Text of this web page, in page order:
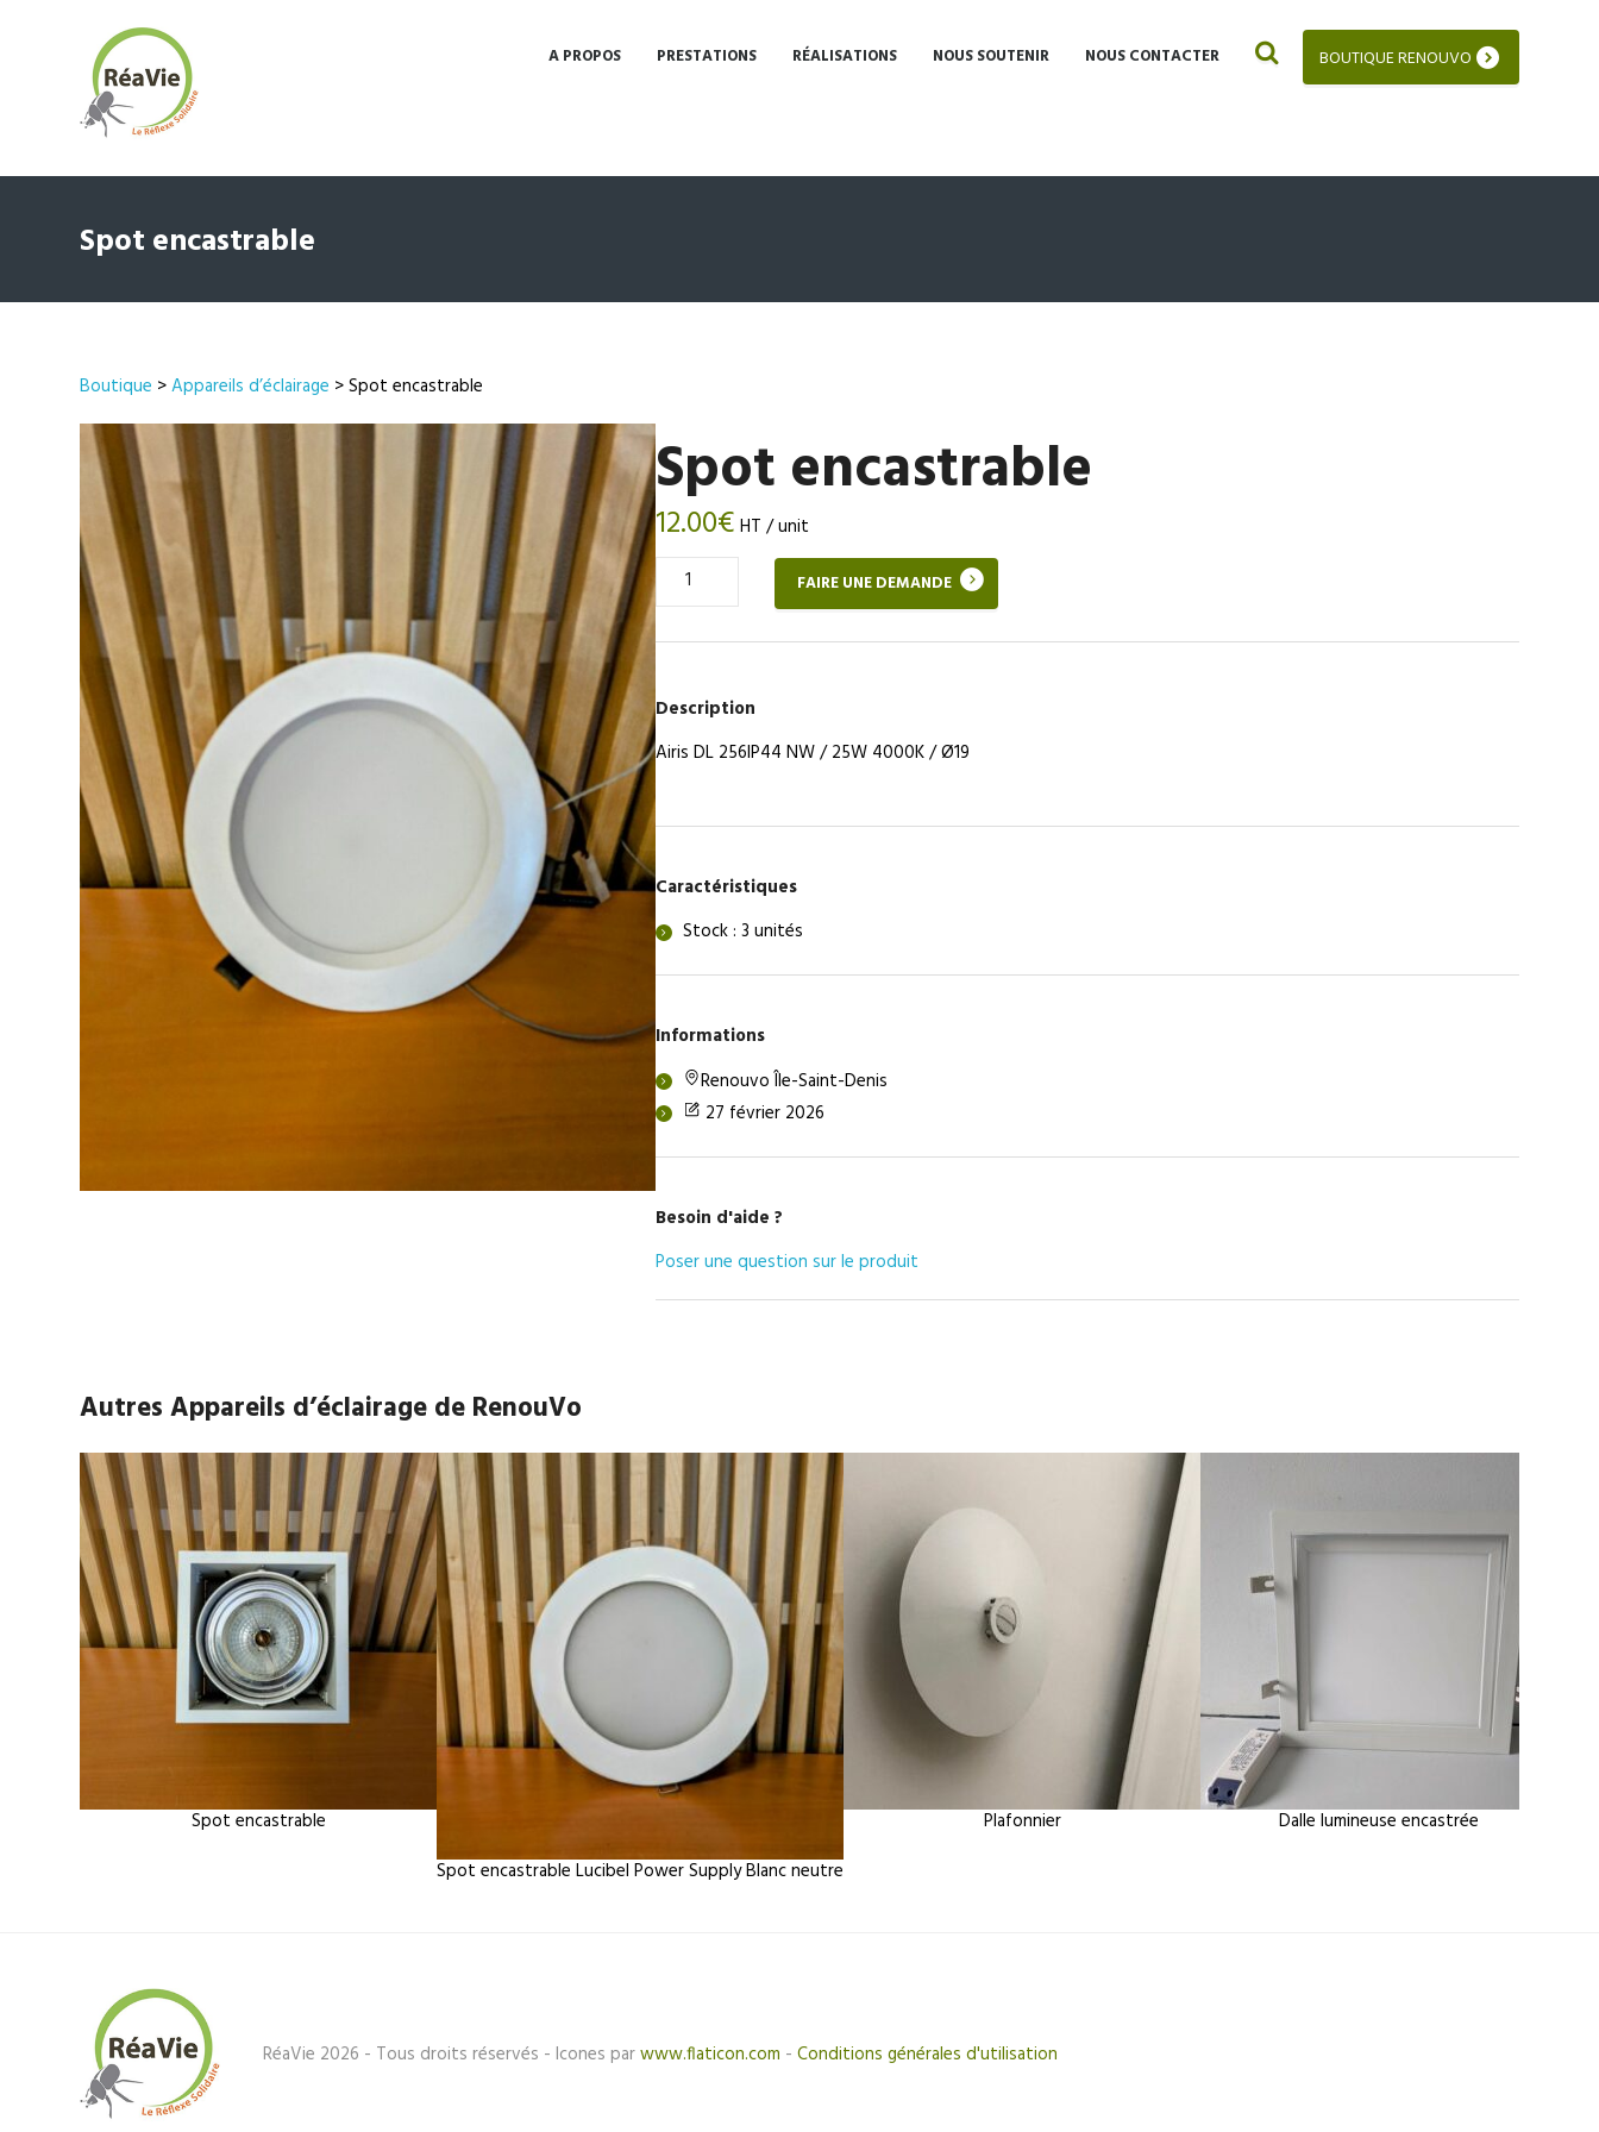
BOUTIQUE RENOUVO
A PROPOS PRESTATIONS RÉALISATIONS NOUS SOUTENIR NOUS CONTACTER
Spot encastrable
Boutique >Appareils d’éclairage > Spot encastrable
Spot encastrable
12.00€ HT / unit
Quantité
de
encastrable
FAIRE UNE DEMANDE
Description
Airis DL 256IP44 NW / 25W 4000K / Ø19
Caractéristiques
Stock : 3 unités
Informations
Renouvo Île-Saint-Denis
27 février 2026
Besoin d'aide ?
Poser une question sur le produit
Autres Appareils d’éclairage de RenouVo
Spot encastrable
Spot encastrable Lucibel Power Supply Blanc neutre
Plafonnier Dalle lumineuse encastrée
RéaVie 2026 - Tous droits réservés - Icones parwww.flaticon.com - Conditions générales d'utilisation